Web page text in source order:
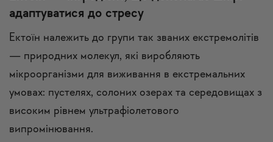
адаптуватися до стресу
Ектоїн належить до групи так званих екстремолітів
— природних молекул, які виробляють
мікроорганізми для виживання в екстремальних
умовах: пустелях, солоних озерах та середовищах з
високим рівнем ультрафіолетового
випромінювання.